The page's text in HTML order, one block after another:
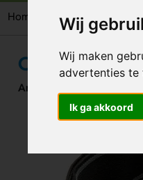
Wij
Wij maken
advertenties te
Ik ga akkoord
Home Gereedschappen &
COB en LED
Artikelnummer: